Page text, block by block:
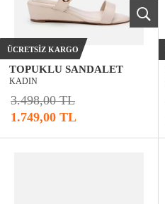
TOPUKLU SANDALET
KADIN
3.498,00 TL
1.749,00 TL
ÜCRETSIZ KARGO